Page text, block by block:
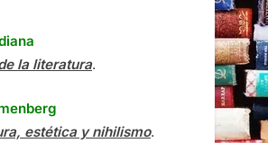
la literatura.
estética y nihilismo.